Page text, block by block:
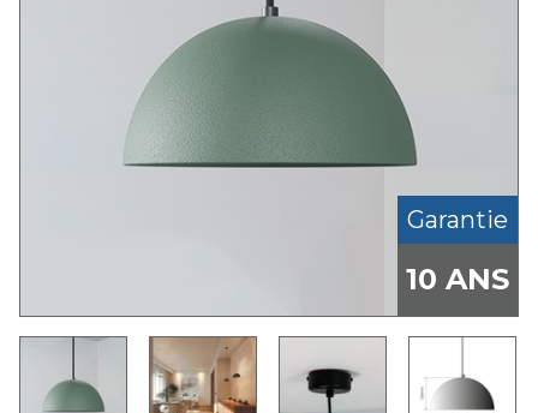
Garantie
10 ANS